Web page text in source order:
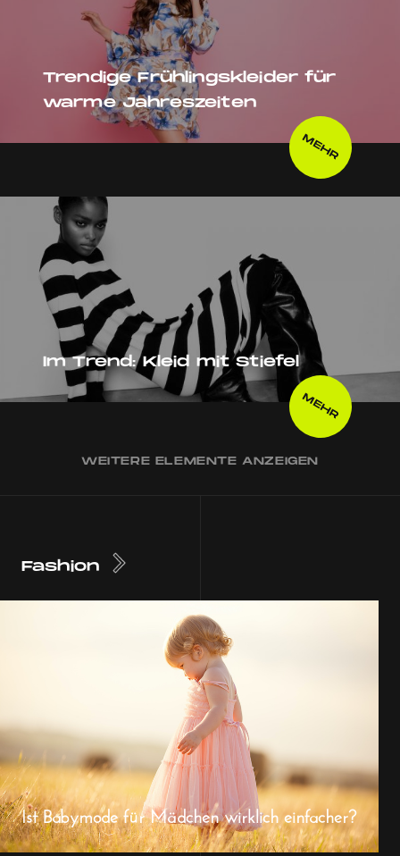
Trendige Frühlingskleider für
warme Jahreszeiten
MEHR
Im Trend: Kleid mit Stiefel
MEHR
WEITERE ELEMENTE ANZEIGEN
Fashion
Ist Babymode für Mädchen wirklich einfacher?